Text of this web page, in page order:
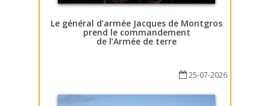
Le général d’armée Jacques de Montgros
prend le commandement
de l’Armée de terre
25-07-2026